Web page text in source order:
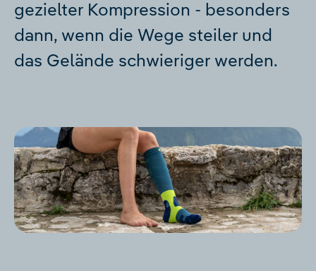
gezielter Kompression - besonders
dann, wenn die Wege steiler und
das Gelände schwieriger werden.